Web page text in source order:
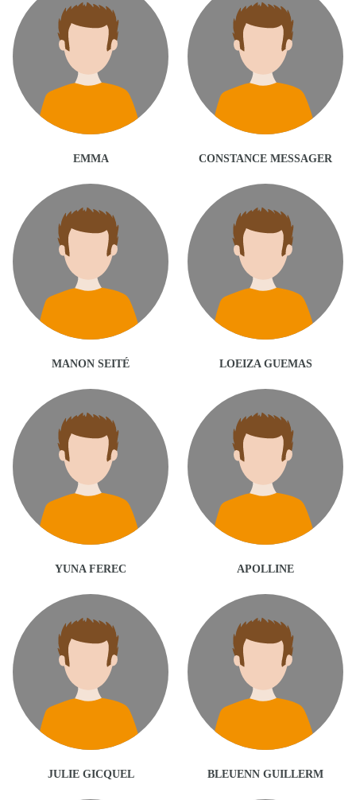
EMMA CONSTANCE MESSAGER
MANON SEITÉ LOEIZA GUEMAS
YUNA FEREC APOLLINE
JULIE GICQUEL BLEUENN GUILLERM